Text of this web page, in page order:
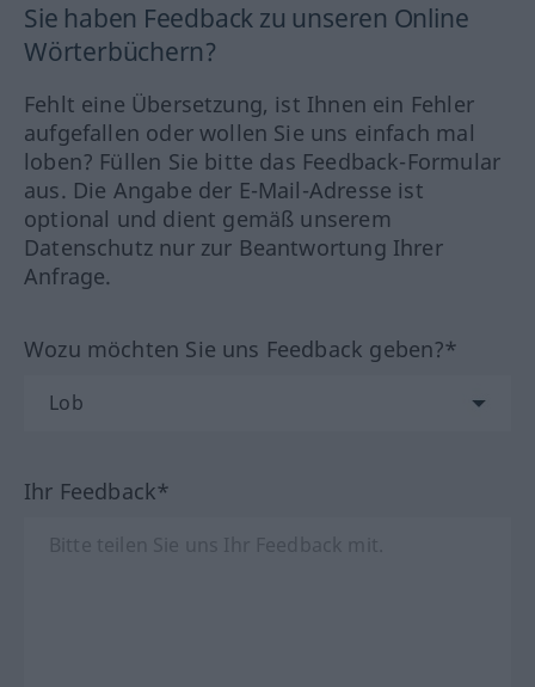
Sie haben Feedback zu unseren Online
Wörterbüchern?
Fehlt eine Übersetzung, ist Ihnen ein Fehler
aufgefallen oder wollen Sie uns einfach mal
loben? Füllen Sie bitte das Feedback-Formular
aus. Die Angabe der E-Mail-Adresse ist
optional und dient gemäß unserem
Datenschutz nur zur Beantwortung Ihrer
Anfrage.
Wozu möchten Sie uns Feedback geben?*
Ihr Feedback*